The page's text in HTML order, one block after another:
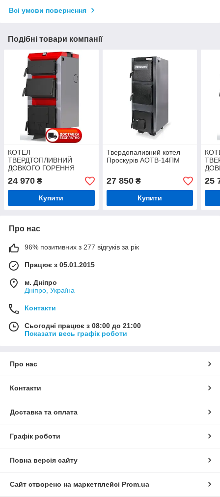
Всі умови повернення
Подібні товари компанії
КОТЕЛ
ТВЕРДТОПЛИВНИЙ
ДОВКОГО ГОРЕННЯ
ЛАЙН (ECO LINE)
24 970 ₴
Купити
Твердопаливний котел
Проскурів АОТВ-14ПМ
27 850₴
Купити
25
Про нас
96% позитивних з 277 відгуків за рік
Працює з 05.01.2015
м. Дніпро
Дніпро, Україна
Контакти
Сьогодні працює з 08:00 до 21:00
Показати весь графік роботи
Про нас
Контакти
Доставка та оплата
Графік роботи
Повна версія сайту
Сайт створено на маркетплейсі Prom.ua